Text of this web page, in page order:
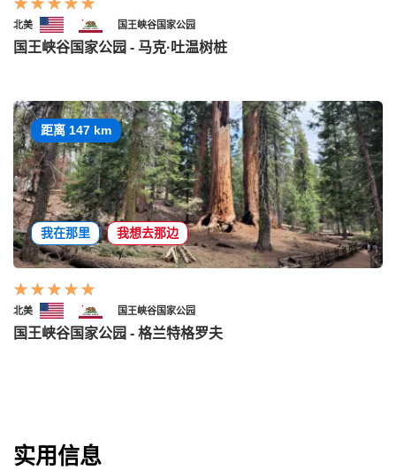
北美 国王峡谷国家公园
国王峡谷国家公园 - 马克·吐温树桩
距离 147 km
我在那里 我想去那边
北美 国王峡谷国家公园
国王峡谷国家公园 - 格兰特格罗夫
实用信息